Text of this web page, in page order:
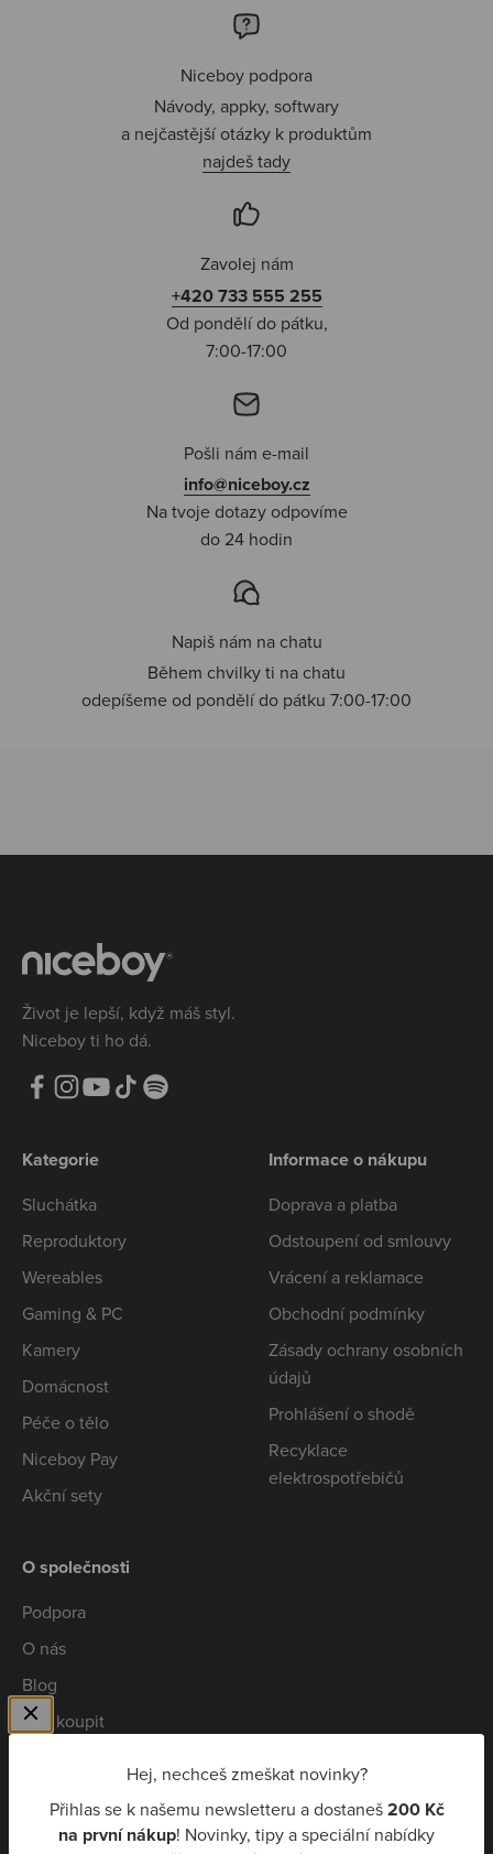
Hej, nechceš zmeškat novinky?
Přihlas se k našemu newsletteru a dostaneš200 Kč
na první nákup! Novinky, tipy a speciální nabídky
Niceboy podpora
Návody, appky, softwary
a nejčastější otázky k produktům
najdeš tady
Zavolej nám
+420 733 555 255
Od pondělí do pátku,
7:00-17:00
Pošli nám e-mail
info@niceboy.cz
Na tvoje dotazy odpovíme
do 24 hodin
Napiš nám na chatu
Během chvilky ti na chatu
odepíšeme od pondělí do pátku 7:00-17:00
Život je lepší, když máš styl.
Niceboy ti ho dá.
Kategorie
Sluchátka
Reproduktory
Wereables
Gaming & PC
Kamery
Domácnost
Péče o tělo
Niceboy Pay
Akční sety
Informace o nákupu
Doprava a platba
Odstoupení od smlouvy
Vrácení a reklamace
Obchodní podmínky
Zásady ochrany osobních
údajů
Prohlášení o shodě
Recyklace
elektrospotřebičů
O společnosti
Podpora
O nás
Blog
Kde koupit
Niceboy Pay